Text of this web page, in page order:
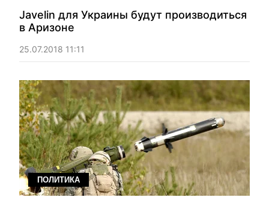
Javelin для Украины будут производиться
в Аризоне
25.07.2018 11:11
ПОЛИТИКА